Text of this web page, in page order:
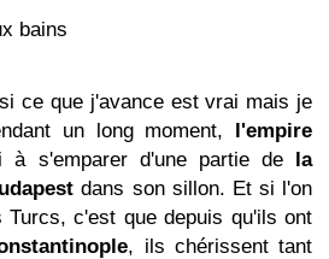
bains
ce que j'avance est vrai mais je
un long moment, l'empire
à s'emparer d'une partie dela
dans son sillon. Et si l'on
c'est que depuis qu'ils ont
, ils chérissent tant